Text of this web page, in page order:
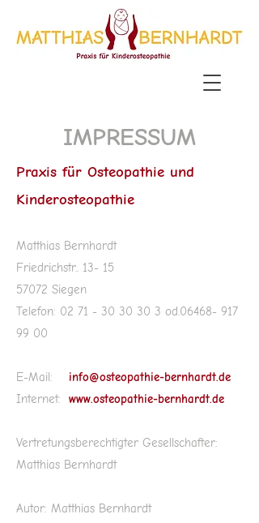
IMPRESSUM
Praxis für Osteopathie und
Kinderosteopathie
Matthias Bernhardt
Friedrichstr.. 13- 15
57072 Siegen
Telefon: 02 71 - 30 30 30 3 od.06468- 917
99 00
E-Mail: info@osteopathie-bernhardt.de
Internet: www.osteopathie-bernhardt.de
Vertretungsberechtigter Gesellschafter:
Matthias Bernhardt
Autor: Matthias Bernhardt